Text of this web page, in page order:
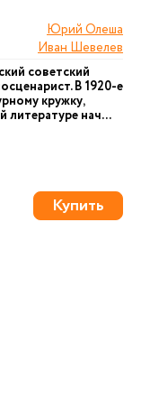
Юрий Олеша
Иван Шевелев
советский
В 1920-е
кружку,
литературе нач...
Купить